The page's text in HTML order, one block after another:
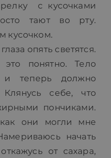
с кусочками
тают во рту.
кусочком.
опять светятся.
понятно. Тело
и теперь должно
себе, что
пончиками.
они могли мне
начать
от сахара,